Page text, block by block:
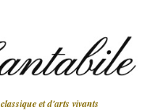
et d'arts vivants